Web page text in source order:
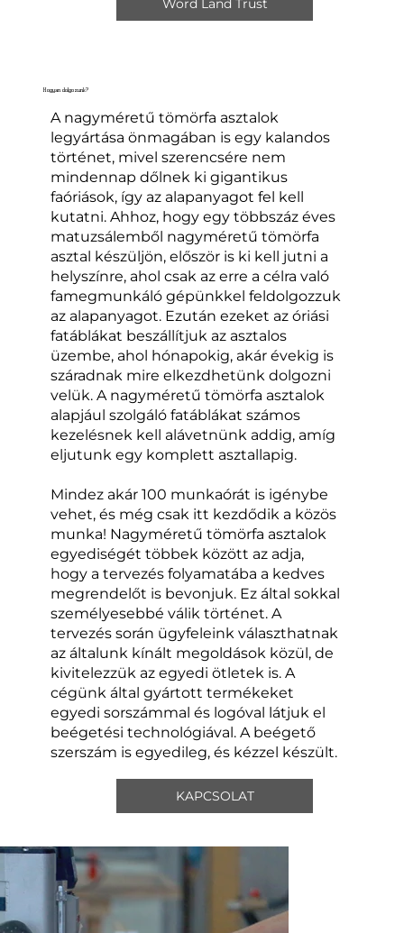
Word Land Trust
KAPCSOLAT
Hogyan dolgozunk?
A nagyméretű tömörfa asztalok
legyártása önmagában is egy kalandos
történet, mivel szerencsére nem
mindennap dőlnek ki gigantikus
faóriások, így az alapanyagot fel kell
kutatni. Ahhoz, hogy egy többszáz éves
matuzsálemből nagyméretű tömörfa
asztal készüljön, először is ki kell jutni a
helyszínre, ahol csak az erre a célra való
famegmunkáló gépünkkel feldolgozzuk
az alapanyagot. Ezután ezeket az óriási
fatáblákat beszállítjuk az asztalos
üzembe, ahol hónapokig, akár évekig is
száradnak mire elkezdhetünk dolgozni
velük. A nagyméretű tömörfa asztalok
alapjául szolgáló fatáblákat számos
kezelésnek kell alávetnünk addig, amíg
eljutunk egy komplett asztallapig.
Mindez akár 100 munkaórát is igénybe
vehet, és még csak itt kezdődik a közös
munka! Nagyméretű tömörfa asztalok
egyediségét többek között az adja,
hogy a tervezés folyamatába a kedves
megrendelőt is bevonjuk. Ez által sokkal
személyesebbé válik történet. A
tervezés során ügyfeleink választhatnak
az általunk kínált megoldások közül, de
kivitelezzük az egyedi ötletek is. A
cégünk által gyártott termékeket
egyedi sorszámmal és logóval látjuk el
beégetési technológiával. A beégető
szerszám is egyedileg, és kézzel készült.